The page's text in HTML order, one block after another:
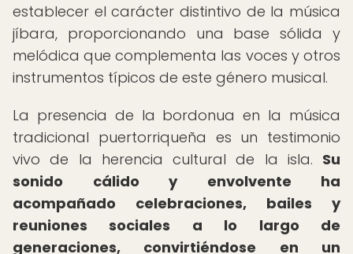
establecer el carácter distintivo de la música
jíbara, proporcionando una base sólida y
melódica que complementa las voces y otros
instrumentos típicos de este género musical.
La presencia de la bordonua en la música
tradicional puertorriqueña es un testimonio
vivo de la herencia cultural de la isla. Su
sonido cálido y envolvente ha
acompañado celebraciones, bailes y
reuniones sociales a lo largo de
generaciones, convirtiéndose en un